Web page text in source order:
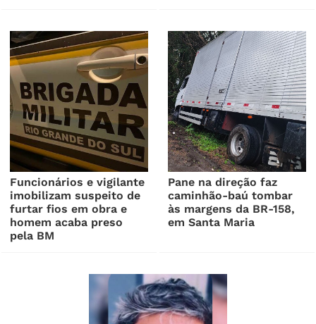
Funcionários e vigilante
imobilizam suspeito de
furtar fios em obra e
homem acaba preso
pela BM
Pane na direção faz
caminhão-baú tombar
às margens da BR-158,
em Santa Maria